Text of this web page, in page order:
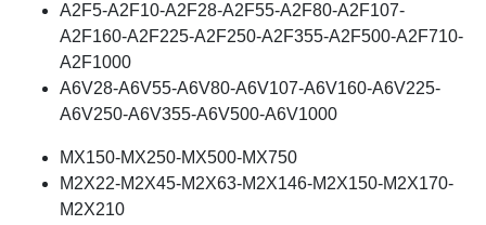
A2F5-A2F10-A2F28-A2F55-A2F80-A2F107-
A2F160-A2F225-A2F250-A2F355-A2F500-A2F710-
A2F1000
A6V28-A6V55-A6V80-A6V107-A6V160-A6V225-
A6V250-A6V355-A6V500-A6V1000
MX150-MX250-MX500-MX750
M2X22-M2X45-M2X63-M2X146-M2X150-M2X170-
M2X210